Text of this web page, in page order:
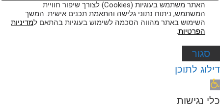
האתר משתמש בעוגיות (Cookies) לצורך שיפור חוויית
המשתמש, ניתוח נתוני גלישה והתאמת תכנים אישית. המשך
השימוש באתר מהווה הסכמה לשימוש בעוגיות בהתאם למדיניות
הפרטיות.
סגור
דילוג לתוכן
פתח
סרגל
כלי נגישות